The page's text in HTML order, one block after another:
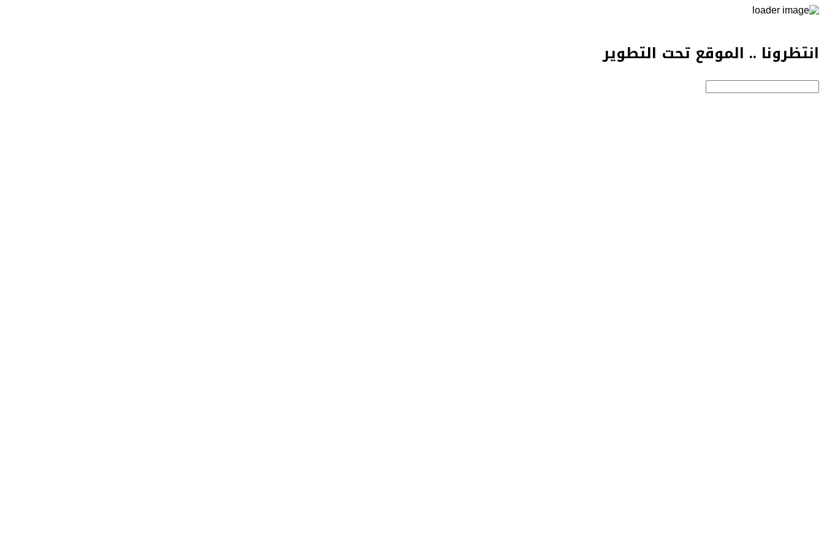
انتظرونا .. الموقع تحت التطوير